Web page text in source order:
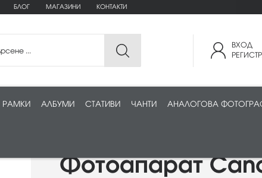
БЛОГ МАГАЗИНИ КОНТАКТИ
ВХОД
РАМКИ АЛБУМИ СТАТИВИ ЧАНТИ АНАЛОГОВА
Фотоапарат